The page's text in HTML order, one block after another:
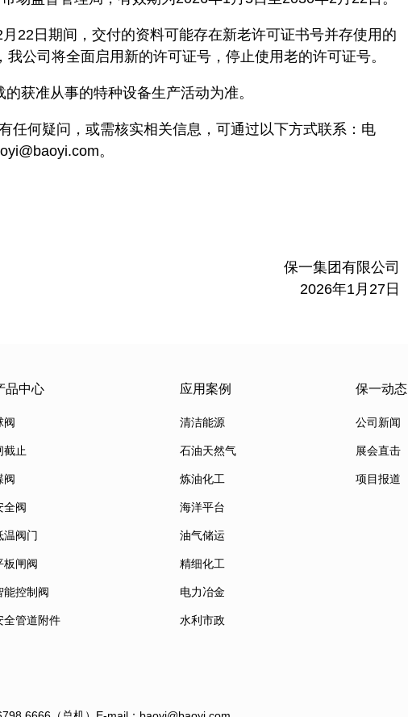
22日期间，交付的资料可能存在新老许可证书号并存使用的
公司将全面启用新的许可证号，停止使用老的许可证号。
获准从事的特种设备生产活动为准。
任何疑问，或需核实相关信息，可通过以下方式联系：电
。
保一集团有限公司
2026年1月27日
品中心
阀
截止
阀
全阀
温阀门
板闸阀
能控制阀
全管道附件
应用案例
清洁能源
石油天然气
炼油化工
海洋平台
油气储运
精细化工
电力冶金
水利市政
保一动态
公司新闻
展会直击
项目报道